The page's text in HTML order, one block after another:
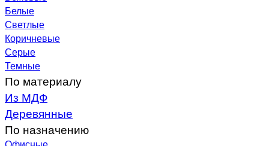
Белые
Светлые
Коричневые
Серые
Темные
По материалу
Из МДФ
Деревянные
По назначению